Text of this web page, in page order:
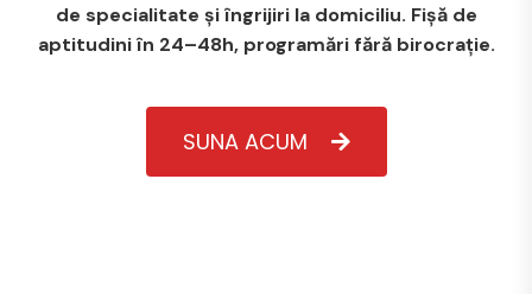
de specialitate și îngrijiri la domiciliu. Fișă de
aptitudini în 24–48h, programări fără birocrație.
SUNA ACUM